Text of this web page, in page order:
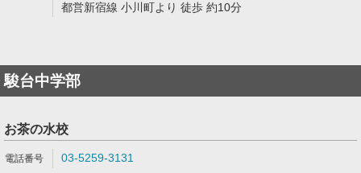
都営新宿線 小川町より 徒歩 約10分
駿台中学部
お茶の水校
03-5259-3131